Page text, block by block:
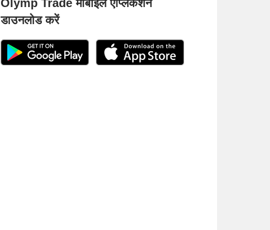
Olymp Trade मोबाइल एप्लिकेशन
डाउनलोड करें